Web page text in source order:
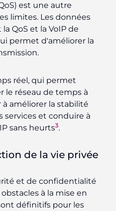
est une autre
limites. Les données
QoS et la VoIP de
permet d'améliorer la
réel, qui permet
le réseau de temps à
améliorer la stabilité
services et conduire à
sans heurts3.
de la vie privée
et de confidentialité
à la mise en
définitifs pour les